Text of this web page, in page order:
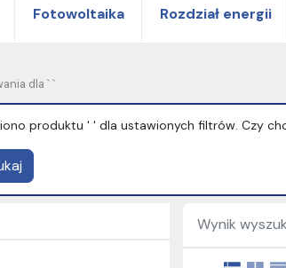
Fotowoltaika Rozdział energii
dla ` `
produktu ' ' dla ustawionych filtrów. Czy
Wynik